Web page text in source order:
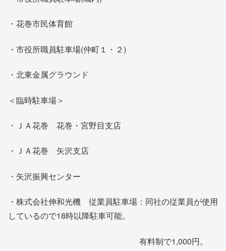
・花巻市民体育館
・市役所職員駐車場(仲町１・２)
・北東金属グラウンド
＜臨時駐車場＞
・ＪＡ花巻 花巻・宮野目支店
・ＪＡ花巻 矢沢支店
・矢沢振興センター
・株式会社伸和光機 従業員駐車場：同社の従業員が使用
しているので18時以降駐車可能。
有料制で1,000円。